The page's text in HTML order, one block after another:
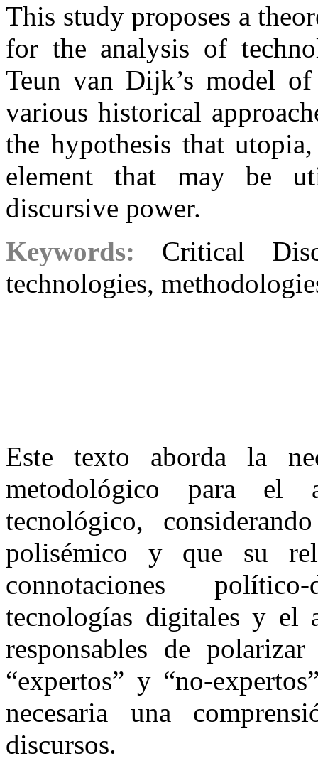
This study proposes a
for the analysis of
Teun van Dijk’s model
various historical
the hypothesis that
element that may be
discursive power.
Keywords:
Critical
technologies,
Este texto aborda la
metodológico para el
tecnológico,
polisémico y que su
connotaciones
tecnologías digitales y el
responsables de
“expertos” y “no-
necesaria una
discursos.